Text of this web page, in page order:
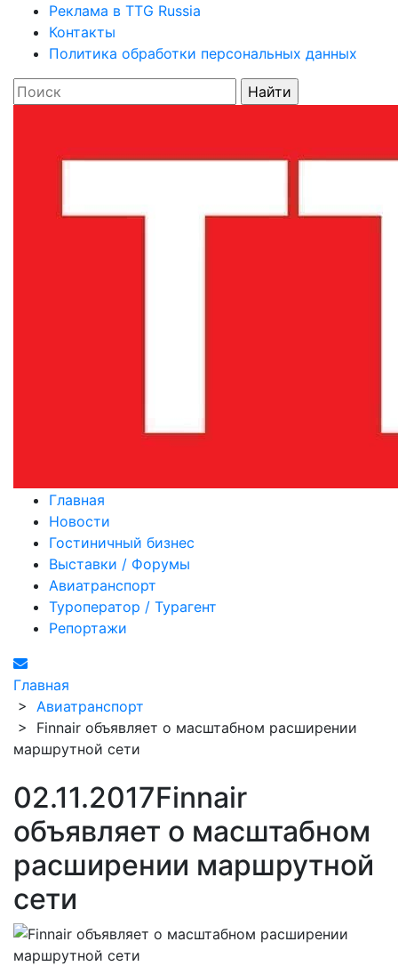
Реклама в TTG Russia
Контакты
Политика обработки персональных данных
Главная
Новости
Гостиничный бизнес
Выставки / Форумы
Авиатранспорт
Туроператор / Турагент
Репортажи
Главная
> Авиатранспорт
> Finnair объявляет о масштабном расширении
маршрутной сети
02.11.2017Finnair
объявляет о масштабном
расширении маршрутной
сети